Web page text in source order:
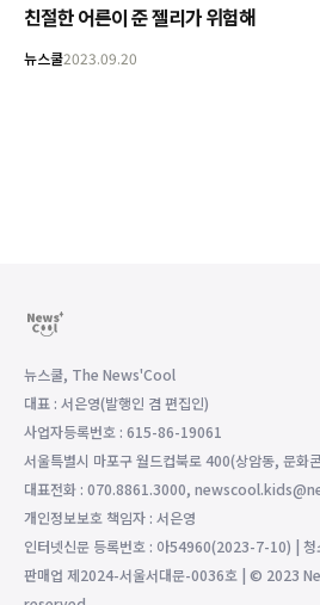
친절한 어른이 준 젤리가 위험해
뉴스쿨2023.09.20
뉴스쿨, The News'Cool
대표 : 서은영(발행인 겸 편집인)
사업자등록번호 : 615-86-19061
서울특별시 마포구 월드컵북로 400(상암동, 문화
대표전화 : 070.8861.3000,
개인정보보호 책임자 : 서은영
인터넷신문 등록번호 : 아54960(2023-7-10) | 청
판매업 제2024-서울서대문-0036호 | © 2023